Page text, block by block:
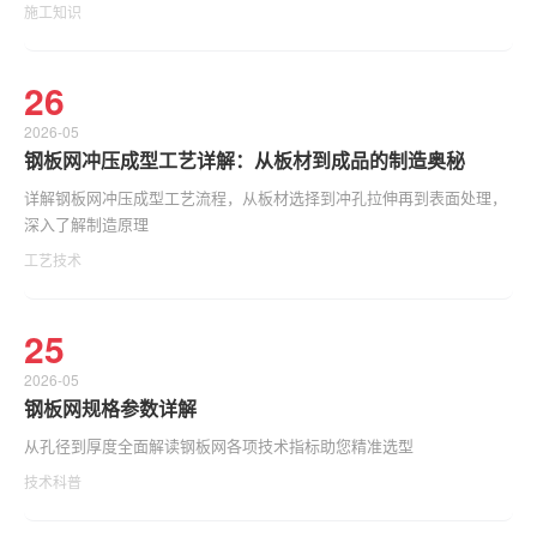
施工知识
26
2026-05
钢板网冲压成型工艺详解：从板材到成品的制造奥秘
详解钢板网冲压成型工艺流程，从板材选择到冲孔拉伸再到表面处理，
深入了解制造原理
工艺技术
25
2026-05
钢板网规格参数详解
从孔径到厚度全面解读钢板网各项技术指标助您精准选型
技术科普